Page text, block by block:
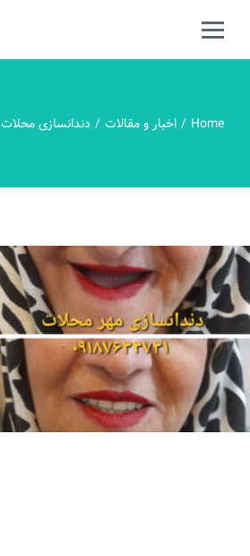
Home اخبار و مقالات دندانسازی محلات